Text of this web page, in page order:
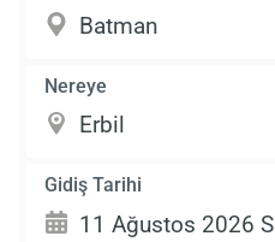
Nereye
Gidiş Tarihi